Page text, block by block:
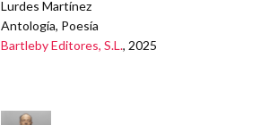
Lurdes Martínez
Antología, Poesía
Bartleby Editores, S.L., 2025